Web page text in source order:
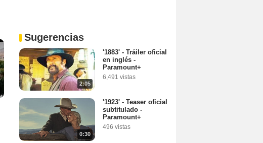
Sugerencias
2:05
'1883' - Tráiler oficial
en inglés -
Paramount+
6,491 vistas
0:30
'1923' - Teaser oficial
subtitulado -
Paramount+
496 vistas